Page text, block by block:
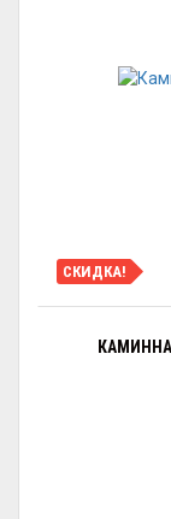
СКИДКА!